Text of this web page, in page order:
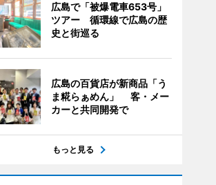
広島で「被爆電車653号」
ツアー 循環線で広島の歴
史と街巡る
広島の百貨店が新商品「う
ま糀らぁめん」 客・メー
カーと共同開発で
もっと見る